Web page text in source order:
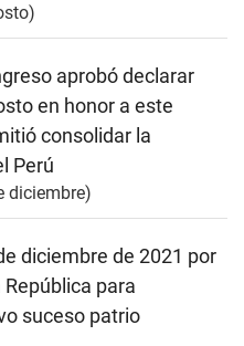
aprobódeclarar
en honor a este
consolidar la
Perú
diciembre)
diciembre de 2021 por
para
suceso patrio